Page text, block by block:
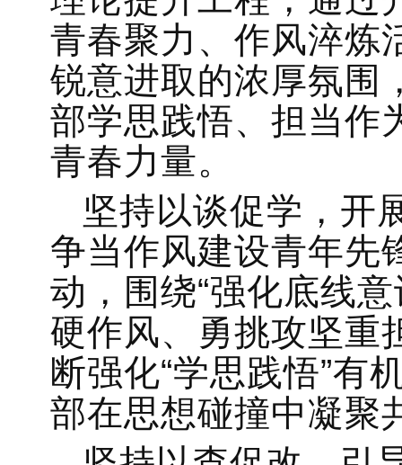
青春聚力、作风淬炼
锐意进取的浓厚氛围
部学思践悟、担当作
青春力量。
坚持以谈促学，开
争当作风建设青年先
动，围绕“强化底线
硬作风、勇挑攻坚重
断强化“学思践悟”有
部在思想碰撞中凝聚